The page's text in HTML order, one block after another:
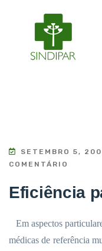
SETEMBRO 5,
COMENTÁRIO
Eficiência
Em aspectos
médicas de referência